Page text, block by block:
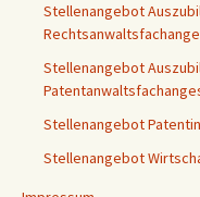
Stellenangebot
Stellenangebot
Stellenangebot
Stellenangebot